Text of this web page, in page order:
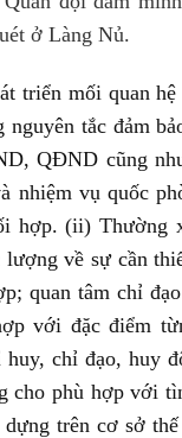
ở Làng Nủ.
triển mối quan
tắc đảm
QĐND cũng
nhiệm vụ quốc
hợp. (ii) Thường
về sự cần
quan tâm chỉ
với đặc điểm
chỉ đạo, huy
cho phù hợp với
trên cơ sở